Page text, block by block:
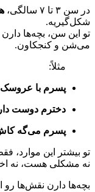
در سن ۳ تا ۷ سالگی،
شکل‌گیریه.
تو این سن، بچه‌ها
می‌شن و کنجکاون.
مثلاً:
پسرم با عروسک
دخترم دوست
پسرم می‌گه کاش
تو بیشتر این موارد،
نه مشکلی هست، نه
بچه‌ها دارن نقش‌ها رو